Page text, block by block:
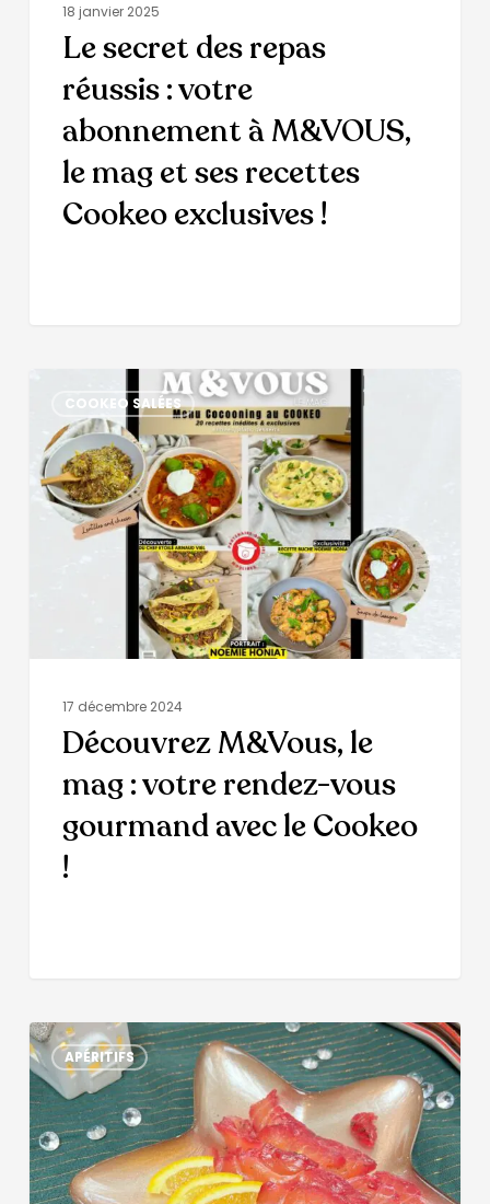
18 janvier 2025
Le secret des repas
réussis : votre
abonnement à M&VOUS,
le mag et ses recettes
Cookeo exclusives !
COOKEO SALÉES
17 décembre 2024
Découvrez M&Vous, le
mag : votre rendez-vous
gourmand avec le Cookeo
!
APÉRITIFS